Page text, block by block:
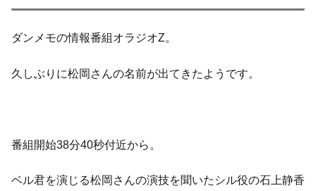
ダンメモの情報番組オラジオZ。
久しぶりに松岡さんの名前が出てきたようです。
番組開始38分40秒付近から。
ベル君を演じる松岡さんの演技を聞いたシル役の石上静香